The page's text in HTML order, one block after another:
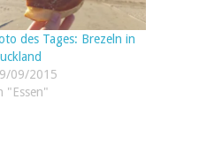
des Tages: Brezeln in
09/2015
"Essen"